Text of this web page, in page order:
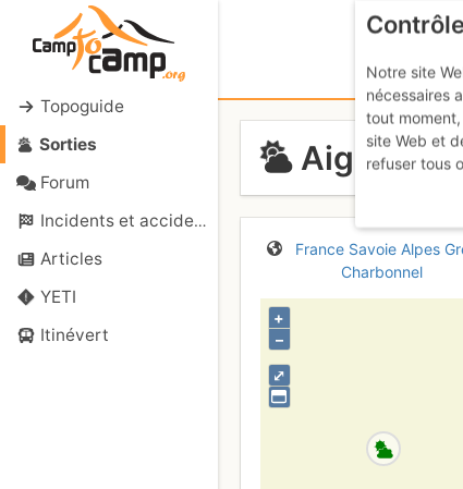
Topoguide
Sorties
Forum
Incidents et accidents
Articles
YETI
Itinévert
Aiguille
France Savoie Alpes
Charbonnel
⤢
+
–
Notre site
nécessaires
tout
site Web et
refuser tous